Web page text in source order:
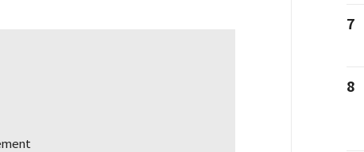
7
8